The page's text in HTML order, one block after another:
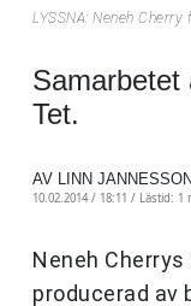
LYSSNA: Neneh
Samarbetet
Tet.
AV LINN
10.02.2014 / 18:11 / Lästid: 1
Neneh Cherrys
producerad av